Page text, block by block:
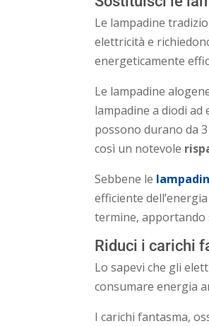
Le lampadine
elettricità e
energeticamente
Le lampadine
lampadine a diodi ad
possono durano da
così un notevole
Sebbene le
efficiente
termine, apportando
Riduci i carichi
Lo sapevi che gli
consumare energia
I carichi fantasma,